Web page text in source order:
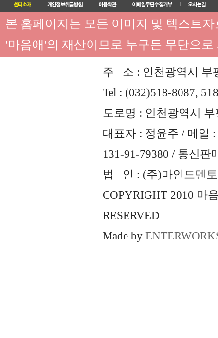
본 홈페이지는 모든 이미지 및 텍스트
'마음애'의 재산이므로 누구든 무단으
주 소 : 인천광역시 부
Tel : (032)518-8087,
도로명 : 인천광역시
대표자 : 정윤주 / 메일 :
131-91-79380 / 통신판
법 인 : (주)마인드멘토
COPYRIGHT 2010 마
RESERVED
Made by